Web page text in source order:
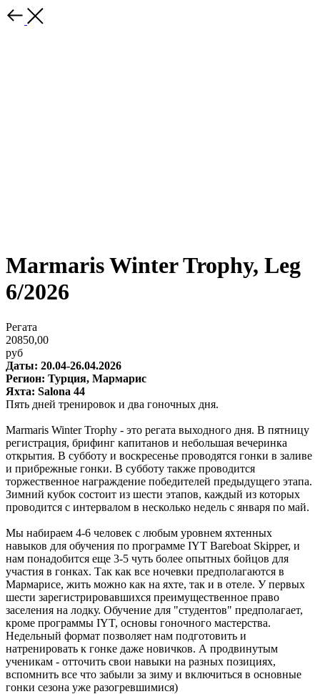
Marmaris Winter Trophy, Leg
6/2026
Регата
20850,00
руб
Даты: 20.04-26.04.2026
Регион: Турция, Мармарис
Яхта: Salona 44
Пять дней тренировок и два гоночных дня.
Marmaris Winter Trophy - это регата выходного дня. В пятницу
регистрация, брифинг капитанов и небольшая вечеринка
открытия. В субботу и воскресенье проводятся гонки в заливе
и прибрежные гонки. В субботу также проводится
торжественное награждение победителей предыдущего этапа.
Зимний кубок состоит из шести этапов, каждый из которых
проводится с интервалом в несколько недель с января по май.
Мы набираем 4-6 человек с любым уровнем яхтенных
навыков для обучения по программе IYT Bareboat Skipper, и
нам понадобится еще 3-5 чуть более опытных бойцов для
участия в гонках. Так как все ночевки предполагаются в
Мармарисе, жить можно как на яхте, так и в отеле. У первых
шести зарегистрировавшихся преимущественное право
заселения на лодку. Обучение для "студентов" предполагает,
кроме программы IYT, основы гоночного мастерства.
Недельный формат позволяет нам подготовить и
натренировать к гонке даже новичков. А продвинутым
ученикам - отточить свои навыки на разных позициях,
вспомнить все что забыли за зиму и включиться в основные
гонки сезона уже разогревшимися)